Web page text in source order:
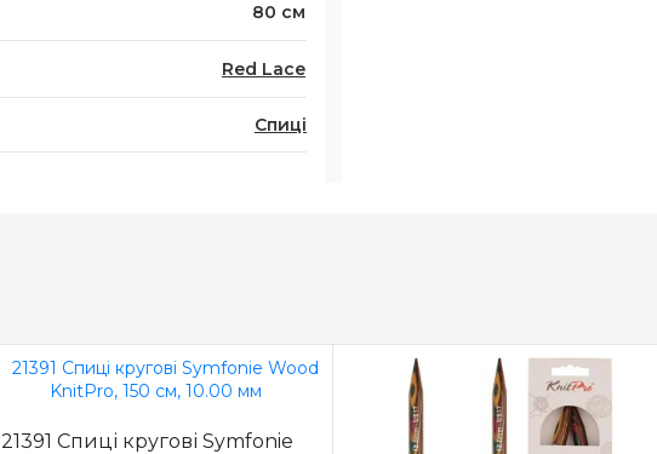
80 см
Red Lace
Спиці
21391 Спиці кругові Symfonie